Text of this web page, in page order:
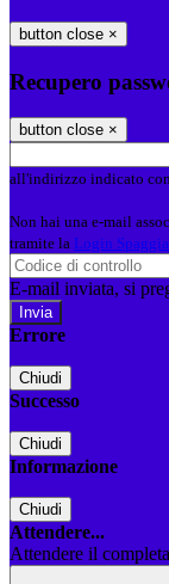
button close ×
Recupero
button close ×
all'indirizzo indicato
Non hai una e-mail
tramite la Login
E-mail inviata, si
Errore
Chiudi
Successo
Chiudi
Informazione
Chiudi
Attendere...
Attendere il